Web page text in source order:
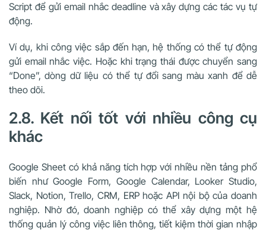
Script để gửi email nhắc deadline và xây dựng các tác vụ tự
động.
Ví dụ, khi công việc sắp đến hạn, hệ thống có thể tự động
gửi email nhắc việc. Hoặc khi trạng thái được chuyển sang
“Done”, dòng dữ liệu có thể tự đổi sang màu xanh để dễ
theo dõi.
2.8. Kết nối tốt với nhiều công cụ
khác
Google Sheet có khả năng tích hợp với nhiều nền tảng phổ
biến như Google Form, Google Calendar, Looker Studio,
Slack, Notion, Trello, CRM, ERP hoặc API nội bộ của doanh
nghiệp. Nhờ đó, doanh nghiệp có thể xây dựng một hệ
thống quản lý công việc liên thông, tiết kiệm thời gian nhập